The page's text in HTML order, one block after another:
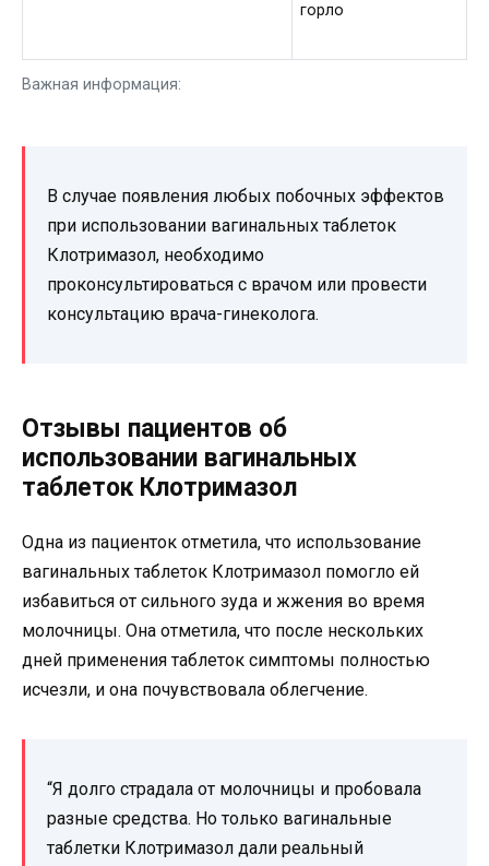
Важная информация:
горло
В случае появления любых побочных эффектов
при использовании вагинальных таблеток
Клотримазол, необходимо
проконсультироваться с врачом или провести
консультацию врача-гинеколога.
Отзывы пациентов об
использовании вагинальных
таблеток Клотримазол
Одна из пациенток отметила, что использование
вагинальных таблеток Клотримазол помогло ей
избавиться от сильного зуда и жжения во время
молочницы. Она отметила, что после нескольких
дней применения таблеток симптомы полностью
исчезли, и она почувствовала облегчение.
“Я долго страдала от молочницы и пробовала
разные средства. Но только вагинальные
таблетки Клотримазол дали реальный